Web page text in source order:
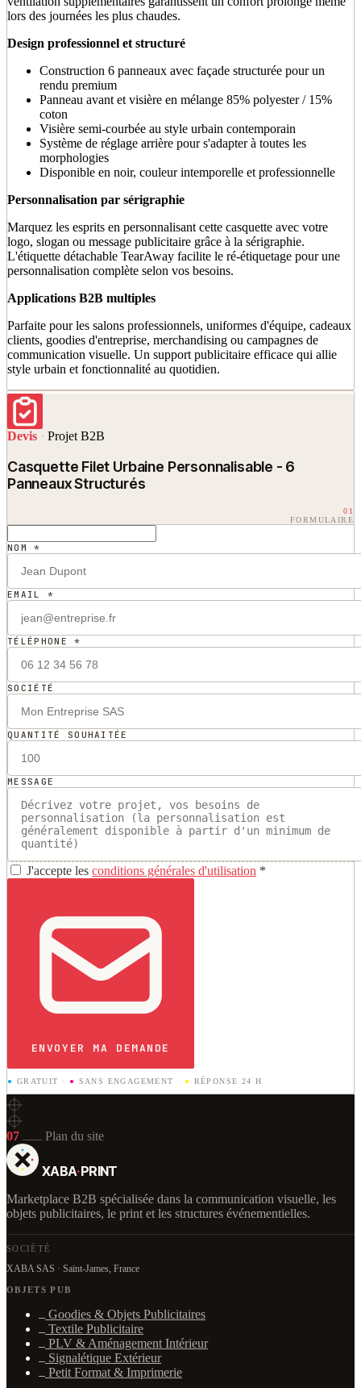
lors des journées les plus chaudes.
Design professionnel et structuré
Construction 6 panneaux avec façade structurée pour un
rendu premium
Panneau avant et visière en mélange 85% polyester / 15%
coton
Visière semi-courbée au style urbain contemporain
Système de réglage arrière pour s'adapter à toutes les
morphologies
Disponible en noir, couleur intemporelle et professionnelle
Personnalisation par sérigraphie
Marquez les esprits en personnalisant cette casquette avec votre
logo, slogan ou message publicitaire grâce à la sérigraphie.
L'étiquette détachable TearAway facilite le ré-étiquetage pour une
personnalisation complète selon vos besoins.
Applications B2B multiples
Parfaite pour les salons professionnels, uniformes d'équipe, cadeaux
clients, goodies d'entreprise, merchandising ou campagnes de
communication visuelle. Un support publicitaire efficace qui allie
style urbain et fonctionnalité au quotidien.
Devis · Projet B2B
Casquette Filet Urbaine Personnalisable - 6
Panneaux Structurés
01
FORMULAIRE
NOM *
EMAIL *
TÉLÉPHONE *
SOCIÉTÉ
QUANTITÉ SOUHAITÉE
MESSAGE
J'accepte les conditions générales d'utilisation *
ENVOYER MA DEMANDE
● GRATUIT · ● SANS ENGAGEMENT · ● RÉPONSE 24 H
07 Plan du site
XABA·PRINT
Marketplace B2B spécialisée dans la communication visuelle, les
objets publicitaires, le print et les structures événementielles.
SOCIÉTÉ
XABA SAS · Saint-James, France
OBJETS PUB
Goodies & Objets Publicitaires
Textile Publicitaire
PLV & Aménagement Intérieur
Signalétique Extérieur
Petit Format & Imprimerie